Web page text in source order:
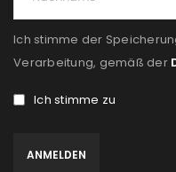
Ich stimme der
Verarbeitung, gemäß der
Ich stimme zu